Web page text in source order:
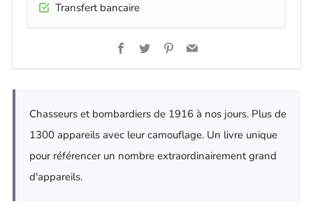
Transfert bancaire
Facebook
TwitterPinterest
Email
Chasseurs et bombardiers de 1916 à nos jours. Plus de
1300 appareils avec leur camouflage. Un livre unique
pour référencer un nombre extraordinairement grand
d'appareils.